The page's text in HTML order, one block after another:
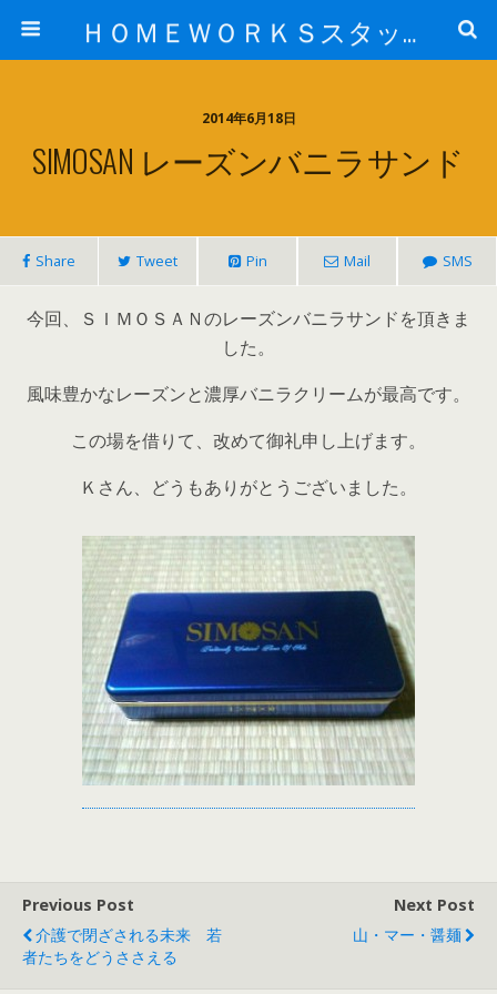
ＨＯＭＥＷＯＲＫＳスタッフ日記ブログ
2014年6月18日
SIMOSAN レーズンバニラサンド
Share Tweet Pin Mail SMS
今回、ＳＩＭＯＳＡＮのレーズンバニラサンドを頂きま
した。
風味豊かなレーズンと濃厚バニラクリームが最高です。
この場を借りて、改めて御礼申し上げます。
Ｋさん、どうもありがとうございました。
Previous Post
介護で閉ざされる未来 若
者たちをどうささえる
Next Post
山・マー・醤麺